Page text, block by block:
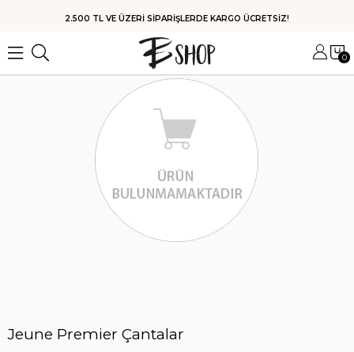
2.500 TL VE ÜZERİ SİPARİŞLERDE KARGO ÜCRETSİZ!
0
Jeune Premier Çantalar